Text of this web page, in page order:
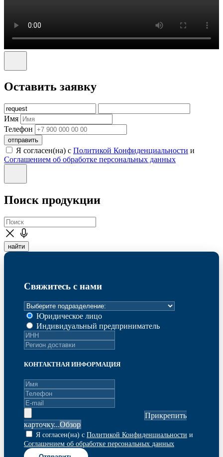
Оставить заявку
Имя
Телефон
отправить
Я согласен(на) с Политикой Конфиденциальности и
Соглашением об обработке персональных данных
Поиск продукции
найти
Свяжитесь с нами
Юридическое лицо
Индивидуальный предприниматель
КОНТАКТНАЯ ИНФОРМАЦИЯ
Прикрепить
карточку...
Я согласен(на) с Политикой Конфиденциальности и
Соглашением об обработке персональных данных